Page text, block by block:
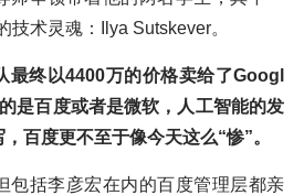
技术灵魂：Ilya Sutskever。
最终以4400万的价格卖给了Googl
是百度或者是微软，人工智能的发
百度更不至于像今天这么“惨”。
包括李彦宏在内的百度管理层都亲